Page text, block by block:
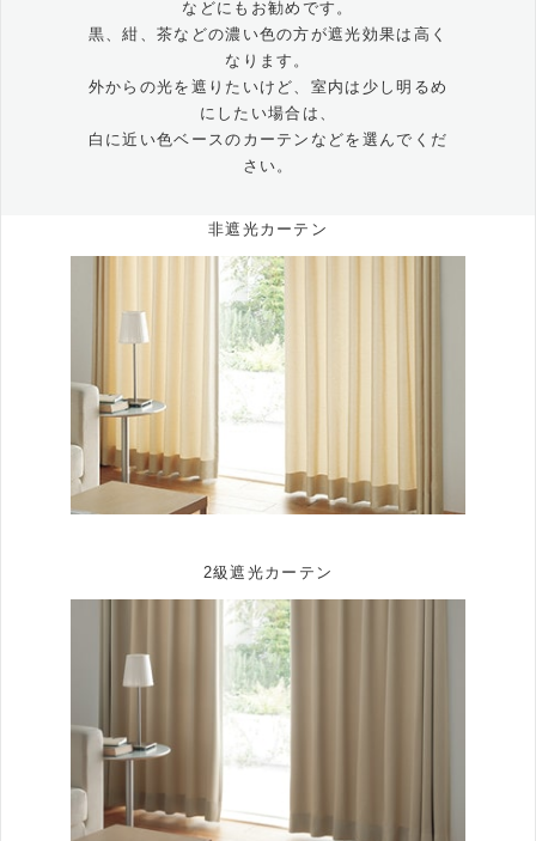
などにもお勧めです。
黒、紺、茶などの濃い色の方が遮光効果は高く
なります。
外からの光を遮りたいけど、室内は少し明るめ
にしたい場合は、
白に近い色ベースのカーテンなどを選んでくだ
さい。
非遮光カーテン
2級遮光カーテン